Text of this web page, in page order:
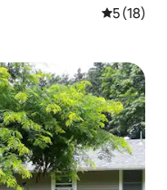
5 de uma
5 (18)